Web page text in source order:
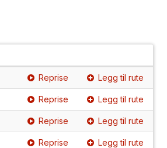
Reprise Legg til rute
Reprise Legg til rute
Reprise Legg til rute
Reprise Legg til rute